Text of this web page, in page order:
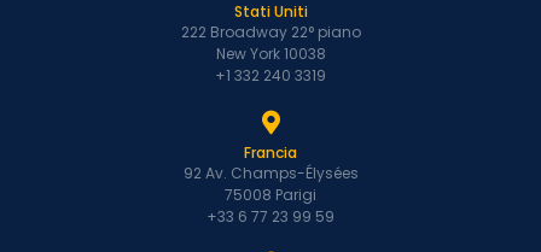
Stati Uniti
222 Broadway 22° piano
New York 10038
+1 332 240 3319
Francia
92 Av. Champs-Élysées
75008 Parigi
+33 6 77 23 99 59